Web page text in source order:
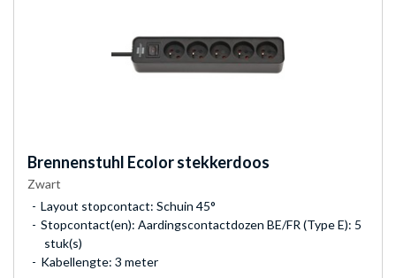
Brennenstuhl Ecolor stekkerdoos
Zwart
Layout stopcontact: Schuin 45°
Stopcontact(en): Aardingscontactdozen BE/FR (Type E): 5
stuk(s)
Kabellengte: 3 meter